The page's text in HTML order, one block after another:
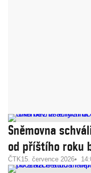
Sněmovna
od příštího roku
ČTK15. července 2026